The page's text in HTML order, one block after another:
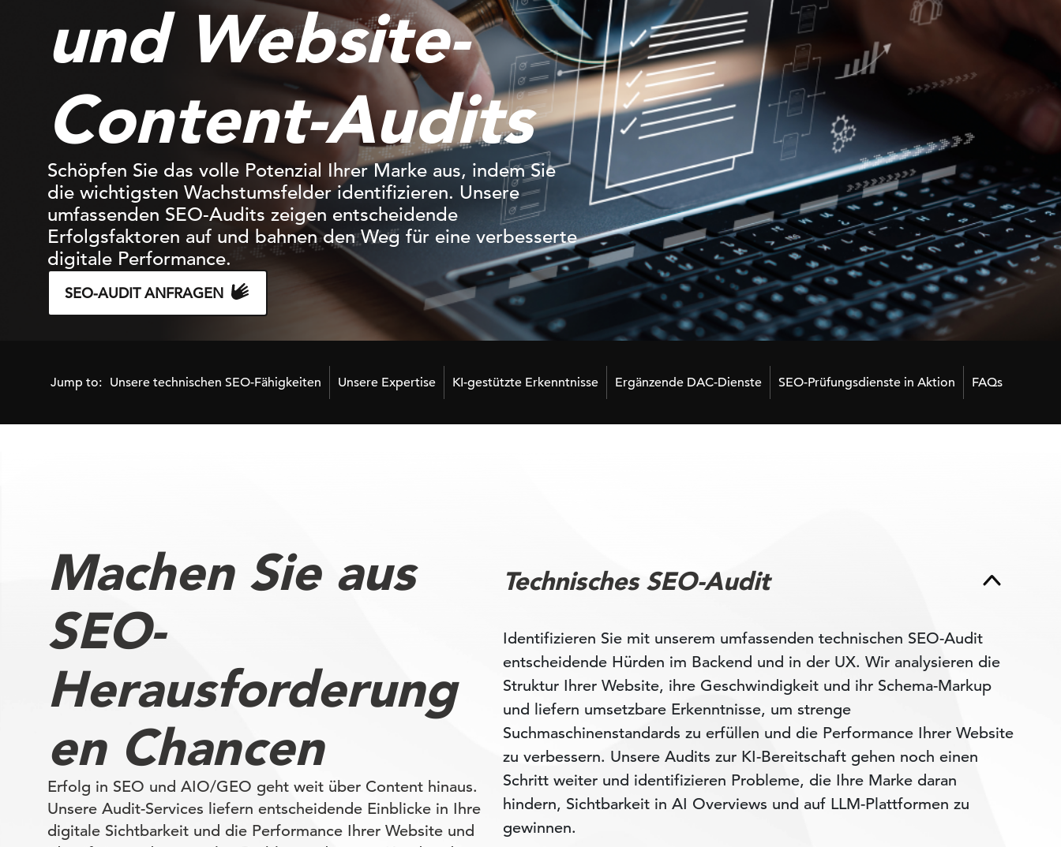
und Website-
Content-Audits
Schöpfen Sie das volle Potenzial Ihrer Marke aus, indem Sie
die wichtigsten Wachstumsfelder identifizieren. Unsere
umfassenden SEO-Audits zeigen entscheidende
Erfolgsfaktoren auf und bahnen den Weg für eine verbesserte
digitale Performance.
SEO-AUDIT ANFRAGEN
Jump to: Unsere technischen SEO-Fähigkeiten Unsere Expertise KI-gestützte Erkenntnisse Ergänzende DAC-Dienste SEO-Prüfungsdienste in Aktion FAQs
Machen Sie aus
SEO-
Herausforderung
en Chancen
Erfolg in SEO und AIO/GEO geht weit über Content hinaus.
Unsere Audit-Services liefern entscheidende Einblicke in Ihre
digitale Sichtbarkeit und die Performance Ihrer Website und
Technisches SEO-Audit
Identifizieren Sie mit unserem umfassenden technischen SEO-Audit
entscheidende Hürden im Backend und in der UX. Wir analysieren die
Struktur Ihrer Website, ihre Geschwindigkeit und ihr Schema-Markup
und liefern umsetzbare Erkenntnisse, um strenge
Suchmaschinenstandards zu erfüllen und die Performance Ihrer Website
zu verbessern. Unsere Audits zur KI-Bereitschaft gehen noch einen
Schritt weiter und identifizieren Probleme, die Ihre Marke daran
hindern, Sichtbarkeit in AI Overviews und auf LLM-Plattformen zu
gewinnen.